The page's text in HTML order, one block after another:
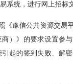
系统，进行网上招标
《豫信公共资源交易
）》的要求设置参
起的签到失败、解